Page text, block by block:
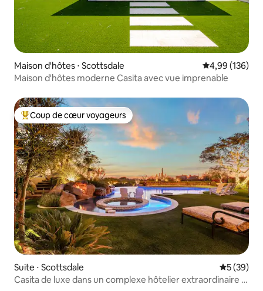
Maison d'hôtes ⋅ Scottsdale Évaluation
4,99 (136)
Maison d'hôtes moderne Casita avec vue imprenable
Coups de cœur voyageurs les plus appréciés
Coup de cœur voyageurs
Suite ⋅ Scottsdale
5 (39)
Casita de luxe dans un complexe hôtelier extraordinaire à